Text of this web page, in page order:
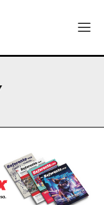
cómo
para el regreso
en el aire?
el nuevo punto de